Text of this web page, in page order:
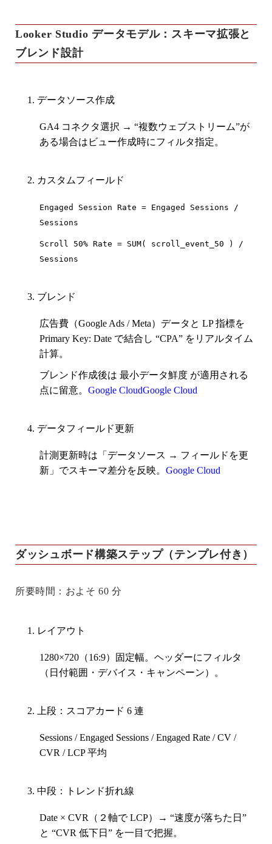
Looker Studio データモデル：スキーマ拡張と
ブレンド設計
データソース作成
GA4 コネクタ選択 → “複数ウェブストリーム”が
ある場合はビュー作成時にフィルタ指定。
カスタムフィールド
Engaged Session Rate = Engaged Sessions /
Sessions
Scroll 50% Rate = SUM( scroll_event_50 ) /
Sessions
ブレンド
広告費（Google Ads / Meta）データと LP 指標を
Primary Key: Date で結合し “CPA” をリアルタイム
計算。
ブレンド作成後は 最小データ鮮度 が適用される
点に留意。 Google CloudGoogle Cloud
データフィールド更新
計測更新時は「データソース → フィールドを更
新」でスキーマ差分を反映。 Google Cloud
ダッシュボード構築ステップ（テンプレ付き）
所要時間：およそ 60 分
レイアウト
1280×720（16:9）固定幅。ヘッダーにフィルタ
（日付範囲・デバイス・キャンペーン）。
上段：スコアカード 6 連
Sessions / Engaged Sessions / Engaged Rate / CV /
CVR / LCP 平均
中段：トレンド折れ線
Date × CVR（２軸で LCP）→ “速度が落ちた日”
と “CVR 低下日” を一目で把握。